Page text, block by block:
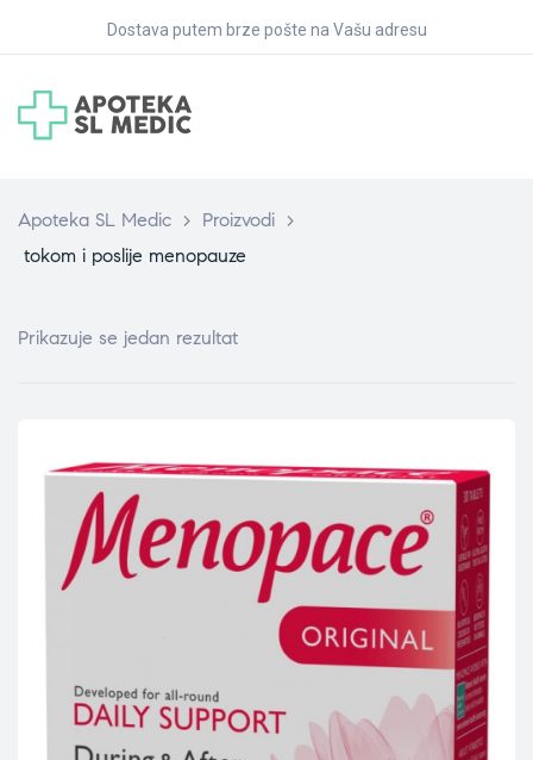
Dostava putem brze pošte na Vašu adresu
Apoteka SL Medic > Proizvodi >
tokom i poslije menopauze
Prikazuje se jedan rezultat